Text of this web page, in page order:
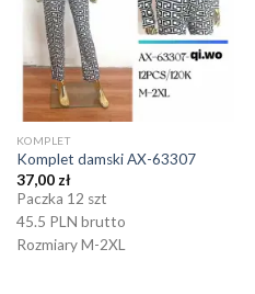
KOMPLET
Komplet damski AX-63307
37,00 zł
Paczka 12 szt
45.5 PLN brutto
Rozmiary M-2XL